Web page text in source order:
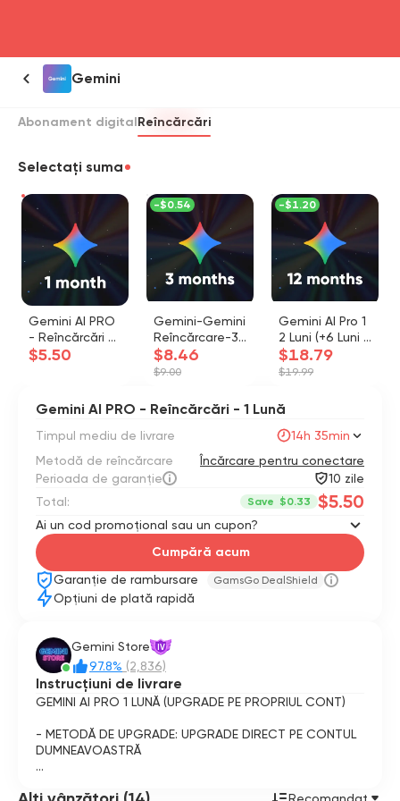
Gemini
Abonament digitalReîncărcări
Selectați suma
Gemini AI PRO
- Reîncărcări -
1 Lună
$5.50
Gemini-Gemini
Reîncărcare-3
Luni
$8.46
$9.00
-$0.54
Gemini AI Pro 1
2 Luni (+6 Luni B
ONUS)
$18.79
$19.99
-$1.20
Gemini AI PRO - Reîncărcări - 1 Lună
Timpul mediu de livrare
14h 35min
Metodă de reîncărcare
Încărcare pentru conectare
Perioada de garanție
10 zile
Total:
Save $0.33 $5.50
Ai un cod promoțional sau un cupon?
Cumpără acum
Garanție de rambursare GamsGo DealShield
Opțiuni de plată rapidă
Gemini Store IV
97.8% (2,836)
Instrucțiuni de livrare
GEMINI AI PRO 1 LUNĂ (UPGRADE PE PROPRIUL CONT)
- METODĂ DE UPGRADE: UPGRADE DIRECT PE CONTUL
DUMNEAVOASTRĂ